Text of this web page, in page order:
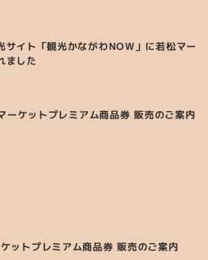
サイト「観光かながわNOW」に若松マー
ました
ケットプレミアム商品券 販売のご案内
ットプレミアム商品券 販売のご案内